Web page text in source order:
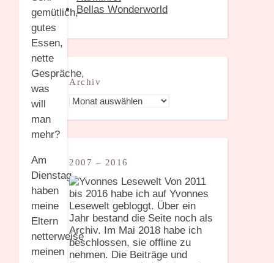
gemütlich,
gutes
Essen,
nette
Gespräche,
was
will
man
mehr?
Am
Dienstag
haben
meine
Eltern
netterweise
meinen
Bellas Wonderworld
Archiv
Archiv
2007 – 2016
Von 2011
bis 2016 habe ich auf Yvonnes
Lesewelt gebloggt. Über ein
Jahr bestand die Seite noch als
Archiv. Im Mai 2018 habe ich
beschlossen, sie offline zu
nehmen. Die Beiträge und